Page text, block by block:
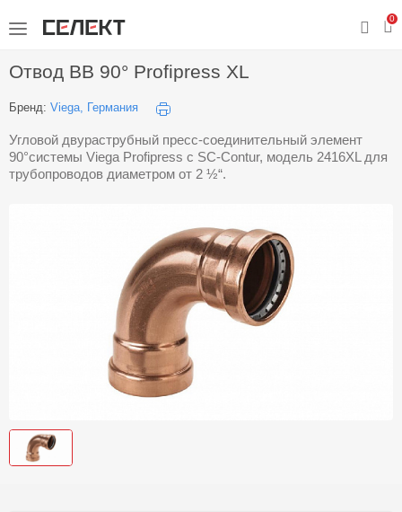
0
Отвод ВВ 90° Profipress XL
Бренд: Viega, Германия
Угловой двураструбный пресс-соединительный элемент
90°системы Viega Profipress с SC-Contur, модель 2416XL для
трубопроводов диаметром от 2 ½“.